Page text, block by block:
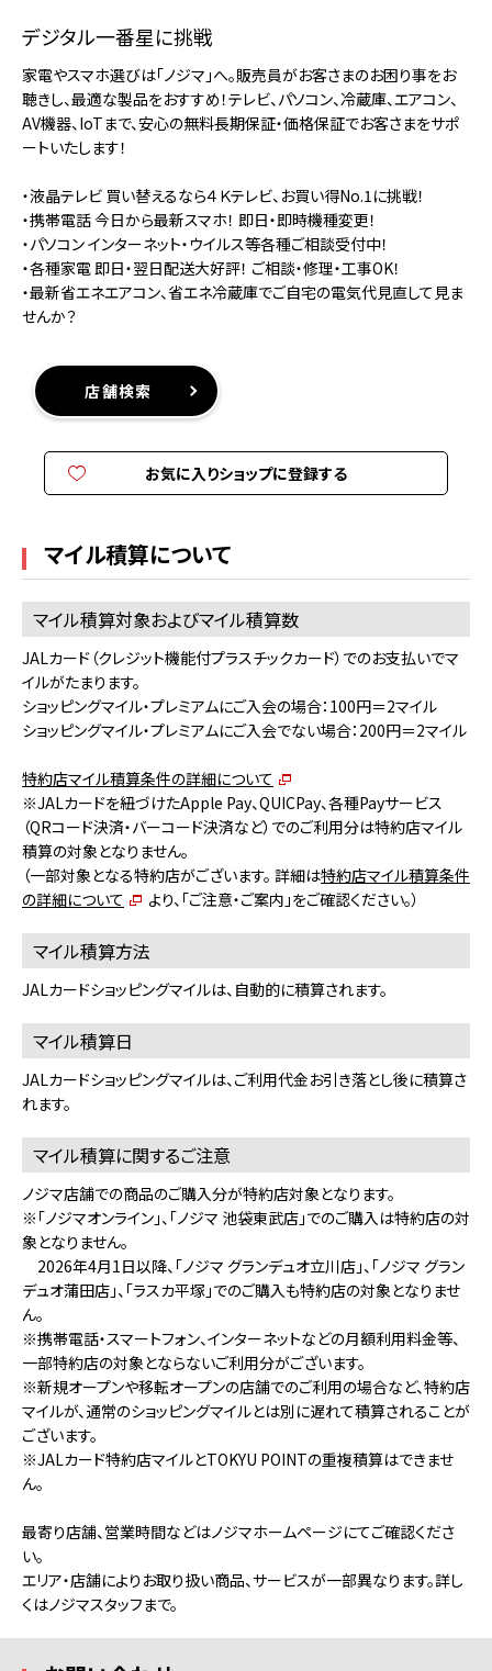
デジタル一番星に挑戦
家電やスマホ選びは「ノジマ」へ。販売員がお客さまのお困り事をお
聴きし、最適な製品をおすすめ！テレビ、パソコン、冷蔵庫、エアコン、
AV機器、IoTまで、安心の無料長期保証・価格保証でお客さまをサポ
ートいたします！
・液晶テレビ 買い替えるなら４Ｋテレビ、お買い得No.1に挑戦！
・携帯電話 今日から最新スマホ！ 即日・即時機種変更！
・パソコン インターネット・ウイルス等各種ご相談受付中！
・各種家電 即日・翌日配送大好評！ ご相談・修理・工事OK！
・最新省エネエアコン、省エネ冷蔵庫でご自宅の電気代見直して見ま
せんか？
店舗検索
お気に入りショップに登録する
マイル積算について
マイル積算対象およびマイル積算数
JALカード（クレジット機能付プラスチックカード）でのお支払いでマ
イルがたまります。
ショッピングマイル・プレミアムにご入会の場合：100円＝2マイル
ショッピングマイル・プレミアムにご入会でない場合：200円＝2マイル
特約店マイル積算条件の詳細について
※JALカードを紐づけたApple Pay、QUICPay、各種Payサービス
（QRコード決済・バーコード決済など）でのご利用分は特約店マイル
積算の対象となりません。
（一部対象となる特約店がございます。 詳細は特約店マイル積算条件
の詳細について
より、「ご注意・ご案内」をご確認ください。）
マイル積算方法
JALカードショッピングマイルは、自動的に積算されます。
マイル積算日
JALカードショッピングマイルは、ご利用代金お引き落とし後に積算さ
れます。
マイル積算に関するご注意
ノジマ店舗での商品のご購入分が特約店対象となります。
※「ノジマオンライン」、「ノジマ 池袋東武店」でのご購入は特約店の対
象となりません。
2026年4月1日以降、「ノジマ グランデュオ立川店」、「ノジマ グラン
デュオ蒲田店」、「ラスカ平塚」でのご購入も特約店の対象となりませ
ん。
※携帯電話・スマートフォン、インターネットなどの月額利用料金等、
一部特約店の対象とならないご利用分がございます。
※新規オープンや移転オープンの店舗でのご利用の場合など、特約店
マイルが、通常のショッピングマイルとは別に遅れて積算されることが
ございます。
※JALカード特約店マイルとTOKYU POINTの重複積算はできませ
ん。
最寄り店舗、営業時間などはノジマホームページにてご確認くださ
い。
エリア・店舗によりお取り扱い商品、サービスが一部異なります。詳し
くはノジマスタッフまで。